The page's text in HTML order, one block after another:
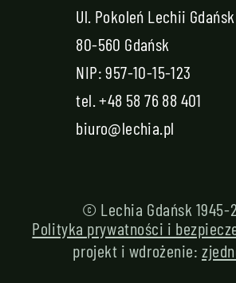
Ul. Pokoleń Lechii Gdańsk
80-560 Gdańsk
NIP: 957-10-15-123
tel.+48 58 76 88 401
biuro@lechia.pl
© Lechia Gdańsk 1945-
Polityka prywatności i
projekt i wdrożenie: